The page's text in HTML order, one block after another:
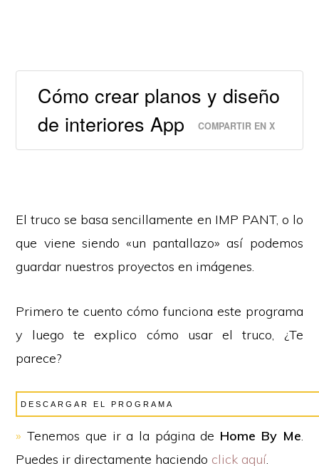
Cómo crear planos y diseño
de interiores App
COMPARTIR EN X
El truco se basa sencillamente en IMP PANT, o lo
que viene siendo «un pantallazo» así podemos
guardar nuestros proyectos en imágenes.
Primero te cuento cómo funciona este programa
y luego te explico cómo usar el truco, ¿Te
parece?
DESCARGAR EL PROGRAMA
»Tenemos que ir a la página de Home By Me.
Puedes ir directamente haciendo click aquí.